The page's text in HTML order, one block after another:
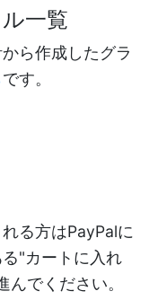
一覧
ら作成したグラ
です。
る方はPayPalに
"カートに入れ
でください。